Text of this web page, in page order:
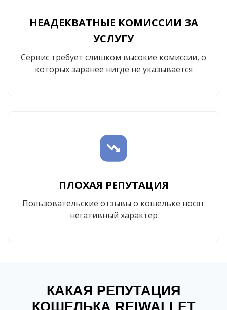
НЕАДЕКВАТНЫЕ КОМИССИИ ЗА
УСЛУГУ
Сервис требует слишком высокие комиссии, о
которых заранее нигде не указывается
ПЛОХАЯ РЕПУТАЦИЯ
Пользовательские отзывы о кошельке носят
негативный характер
КАКАЯ РЕПУТАЦИЯ
КОШЕЛЬКА REIWALLET